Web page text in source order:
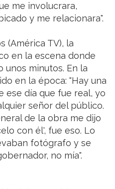
me involucrara,
y me relacionara".
(América TV), la
en la escena donde
minutos. En la
en la época: "Hay una
ese día que fue real, yo
señor del público.
de la obra me dijo
con él', fue eso. Lo
fotógrafo y se
no mía".